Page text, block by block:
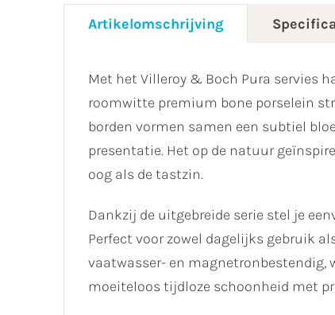
Artikelomschrijving
Met het Villeroy & Boch Pura servies
roomwitte premium bone porselein
borden vormen samen een subtiel
presentatie. Het op de natuur
oog als de tastzin.
Dankzij de uitgebreide serie stel je
Perfect voor zowel dagelijks gebruik
vaatwasser- en magnetronbestendig,
moeiteloos tijdloze schoonheid met